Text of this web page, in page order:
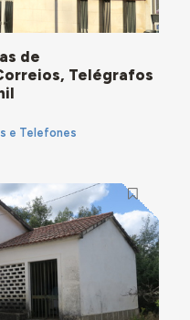
de
Telégrafos
e Telefones